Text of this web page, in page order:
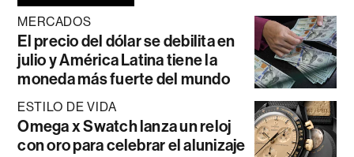
MERCADOS
El precio del dólar se debilita en
julio y América Latina tiene la
moneda más fuerte del mundo
ESTILO DE VIDA
Omega x Swatch lanza un reloj
con oro para celebrar el alunizaje